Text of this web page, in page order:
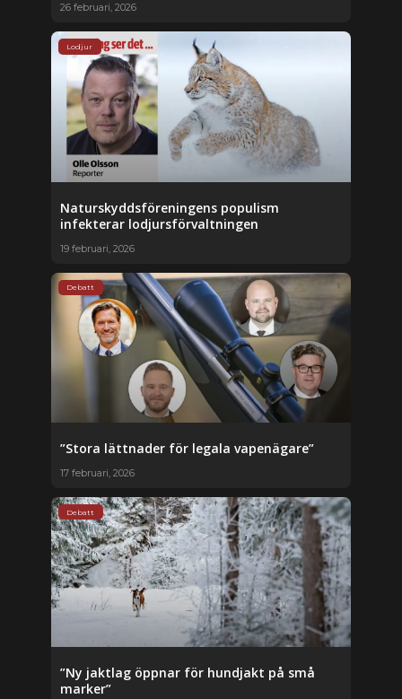
26 februari, 2026
Lodjur
Naturskyddsföreningens populism
infekterar lodjursförvaltningen
19 februari, 2026
Debatt
”Stora lättnader för legala vapenägare”
17 februari, 2026
Debatt
”Ny jaktlag öppnar för hundjakt på små
marker”